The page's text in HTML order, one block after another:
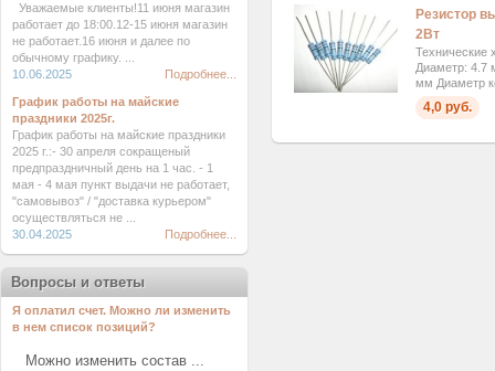
Резистор
2Вт
Технические
Диаметр: 4.7
мм Диаметр
4,0 руб.
Уважаемые клиенты!11 июня магазин
работает до 18:00.12-15 июня магазин
не работает.16 июня и далее по
обычному графику. ...
10.06.2025
Подробнее...
График работы на майские
праздники 2025г.
График работы на майские праздники
2025 г.:- 30 апреля сокращеный
предпраздничный день на 1 час. - 1
мая - 4 мая пункт выдачи не работает,
"самовывоз" / "доставка курьером"
осуществляться не ...
30.04.2025
Подробнее...
Вопросы и ответы
Я оплатил счет. Можно ли изменить
в нем список позиций?
Можно изменить состав ...